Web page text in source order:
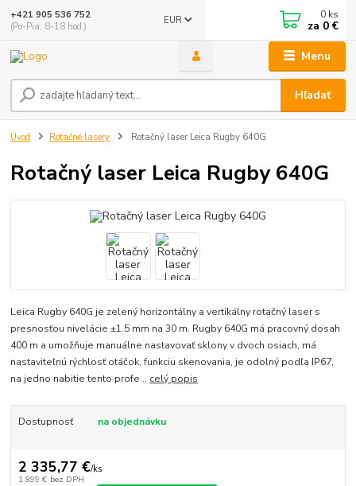
Menu
EUR
Hľadať
+421 905 536 752
(Po-Pia, 8-18 hod.)
0 ks
za 0 €
Úvod Rotačné lasery Rotačný laser Leica Rugby 640G
Rotačný laser Leica Rugby 640G
Leica Rugby 640G je zelený horizontálny a vertikálny rotačný laser s
presnosťou nivelácie ±1.5 mm na 30 m. Rugby 640G má pracovný dosah
400 m a umožňuje manuálne nastavovať sklony v dvoch osiach, má
nastaviteľnú rýchlosť otáčok, funkciu skenovania, je odolný podľa IP67,
na jedno nabitie tento profe... celý popis
Dostupnosť na objednávku
2 335,77 €/ks
1 899 € bez DPH